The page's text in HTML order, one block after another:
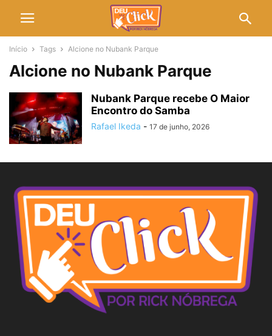
Início Tags Alcione no Nubank Parque
Alcione no Nubank Parque
Nubank Parque recebe O Maior
Encontro do Samba
Rafael Ikeda - 17 de junho, 2026